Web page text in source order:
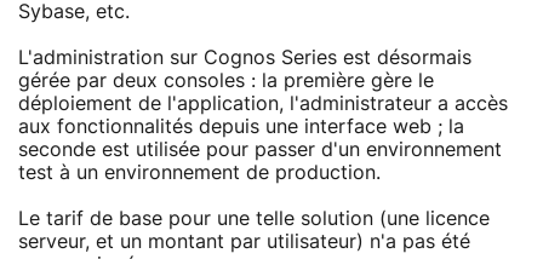
Sybase, etc.
L'administration sur Cognos Series est désormais
gérée par deux consoles : la première gère le
déploiement de l'application, l'administrateur a accès
aux fonctionnalités depuis une interface web ; la
seconde est utilisée pour passer d'un environnement
test à un environnement de production.
Le tarif de base pour une telle solution (une licence
serveur, et un montant par utilisateur) n'a pas été